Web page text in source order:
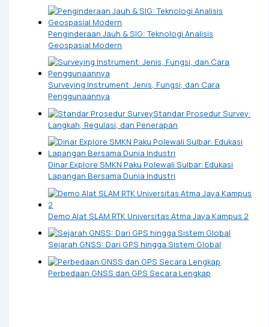
Penginderaan Jauh & SIG: Teknologi Analisis
Geospasial Modern
Surveying Instrument: Jenis, Fungsi, dan Cara
Penggunaannya
Standar Prosedur Survey:
Langkah, Regulasi, dan Penerapan
Dinar Explore SMKN Paku Polewali Sulbar: Edukasi
Lapangan Bersama Dunia Industri
Demo Alat SLAM RTK Universitas Atma Jaya Kampus 2
Sejarah GNSS: Dari GPS hingga Sistem Global
Perbedaan GNSS dan GPS Secara Lengkap